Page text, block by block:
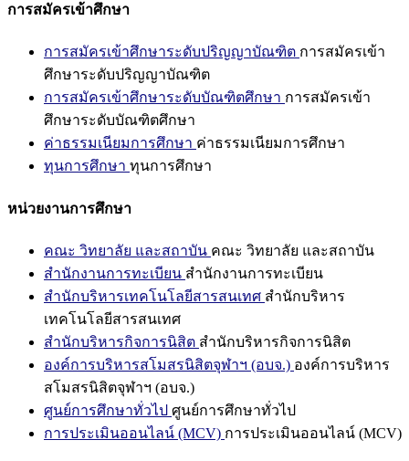
การสมัครเข้าศึกษา
การสมัครเข้าศึกษาระดับปริญญาบัณฑิต การสมัครเข้า
ศึกษาระดับปริญญาบัณฑิต
การสมัครเข้าศึกษาระดับบัณฑิตศึกษา การสมัครเข้า
ศึกษาระดับบัณฑิตศึกษา
ค่าธรรมเนียมการศึกษา ค่าธรรมเนียมการศึกษา
ทุนการศึกษา ทุนการศึกษา
หน่วยงานการศึกษา
คณะ วิทยาลัย และสถาบัน คณะ วิทยาลัย และสถาบัน
สำนักงานการทะเบียน สำนักงานการทะเบียน
สำนักบริหารเทคโนโลยีสารสนเทศ สำนักบริหาร
เทคโนโลยีสารสนเทศ
สำนักบริหารกิจการนิสิต สำนักบริหารกิจการนิสิต
องค์การบริหารสโมสรนิสิตจุฬาฯ (อบจ.) องค์การบริหาร
สโมสรนิสิตจุฬาฯ (อบจ.)
ศูนย์การศึกษาทั่วไป ศูนย์การศึกษาทั่วไป
การประเมินออนไลน์ (MCV) การประเมินออนไลน์ (MCV)